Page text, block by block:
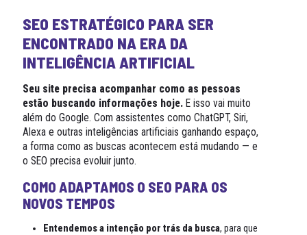
SEO ESTRATÉGICO PARA SER
ENCONTRADO NA ERA DA
INTELIGÊNCIA ARTIFICIAL
Seu site precisa acompanhar como as pessoas
estão buscando informações hoje. E isso vai muito
além do Google. Com assistentes como ChatGPT, Siri,
Alexa e outras inteligências artificiais ganhando espaço,
a forma como as buscas acontecem está mudando — e
o SEO precisa evoluir junto.
COMO ADAPTAMOS O SEO PARA OS
NOVOS TEMPOS
Entendemos a intenção por trás da busca, para que